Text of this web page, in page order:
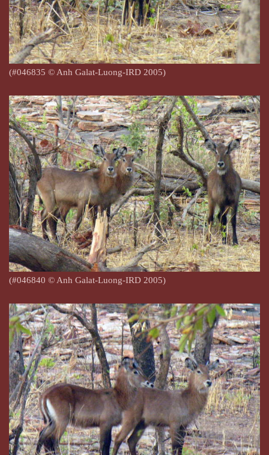
(#046835 © Anh Galat-Luong-IRD 2005)
(#046840 © Anh Galat-Luong-IRD 2005)